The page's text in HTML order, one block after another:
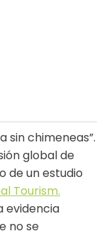
sin chimeneas”.
global de
de un estudio
Tourism.
evidencia
no se